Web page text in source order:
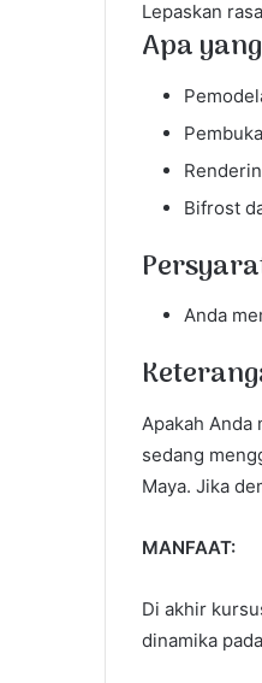
Lepaskan
Apa
Bifrost
Anda
Apakah
sedang
Maya. Jika
MANFAAT:
Di akhir
dinamika